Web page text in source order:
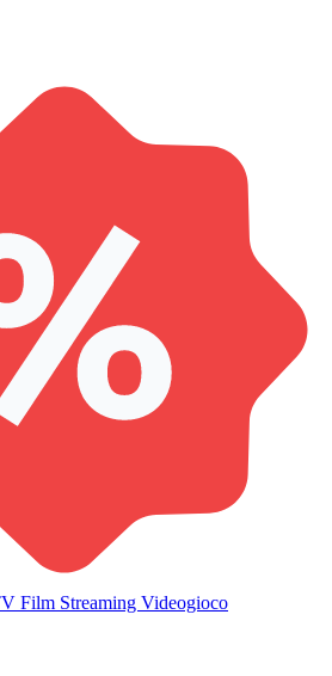
Film Streaming Videogioco